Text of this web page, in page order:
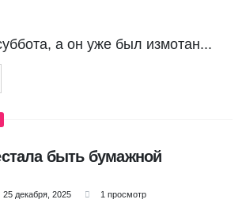
быть бумажной
25 декабря, 2025 1 просмотр